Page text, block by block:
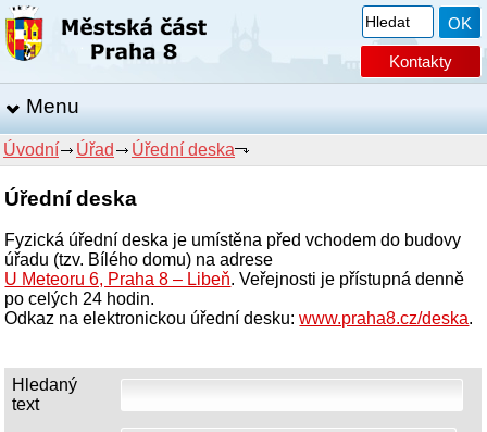
Kontakty
Menu
Úvodní Úřad Úřední deska
Úřední deska
Fyzická úřední deska je umístěna před vchodem do budovy
úřadu (tzv. Bílého domu) na adrese
U Meteoru 6, Praha 8 – Libeň. Veřejnosti je přístupná denně
po celých 24 hodin.
Odkaz na elektronickou úřední desku:www.praha8.cz/deska.
Hledaný
text